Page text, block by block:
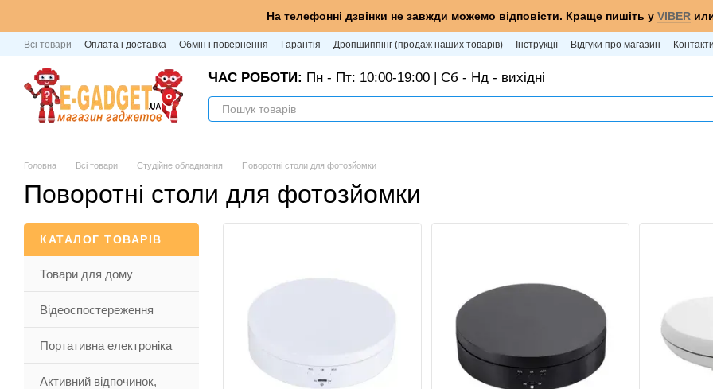
На телефонні дзвінки не завжди можемо відповісти. Краще пишіть у VIBER
Всі товари Оплата і доставка Обмін і повернення Гарантія Дропшиппінг (продаж наших товарів) Інструкції Відгуки про магазин Контакти
ЧАС РОБОТИ: Пн - Пт: 10:00-19:00 | Сб - Нд - вихідні
Головна Всі товари Студійне обладнання Поворотні столи для фотозйомки
Поворотні столи для фотозйомки
КАТАЛОГ ТОВАРІВ
Товари для дому
Відеоспостереження
Портативна електроніка
Активний відпочинок,